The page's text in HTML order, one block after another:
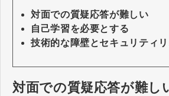
対面での質疑応答が難しい
自己学習を必要とする
技術的な障壁とセキュリティ
対面での質疑応答が難し